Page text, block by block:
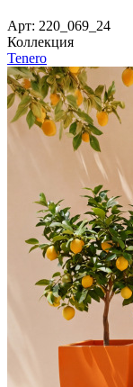
Арт: 220_069_24
Коллекция
Tenero